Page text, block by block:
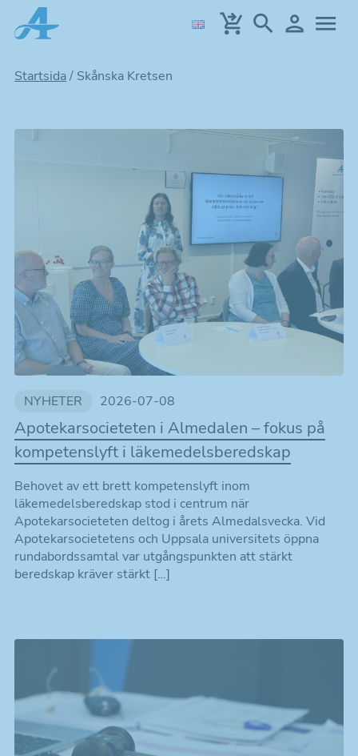
Hoppa
till
Startsida/ Skånska Kretsen
NYHETER 2026-07-08
Apotekarsocieteten i Almedalen – fokus på
kompetenslyft i läkemedelsberedskap
Behovet av ett brett kompetenslyft inom
läkemedelsberedskap stod i centrum när
Apotekarsocieteten deltog i årets Almedalsvecka. Vid
Apotekarsocietetens och Uppsala universitets öppna
rundabordssamtal var utgångspunkten att stärkt
beredskap kräver stärkt […]